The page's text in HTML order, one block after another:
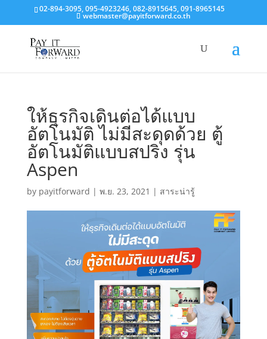
02-894-3095, 095-4923246, 082-8915645, 091-8965145
webmaster@payitforward.co.th
ให้ธุรกิจเดินต่อได้แบบ
อัตโนมัติ ไม่มีสะดุดด้วย ตู้
อัตโนมัติแบบสปริง รุ่น
Aspen
by payitforward | พ.ย. 23, 2021 | สาระน่ารู้